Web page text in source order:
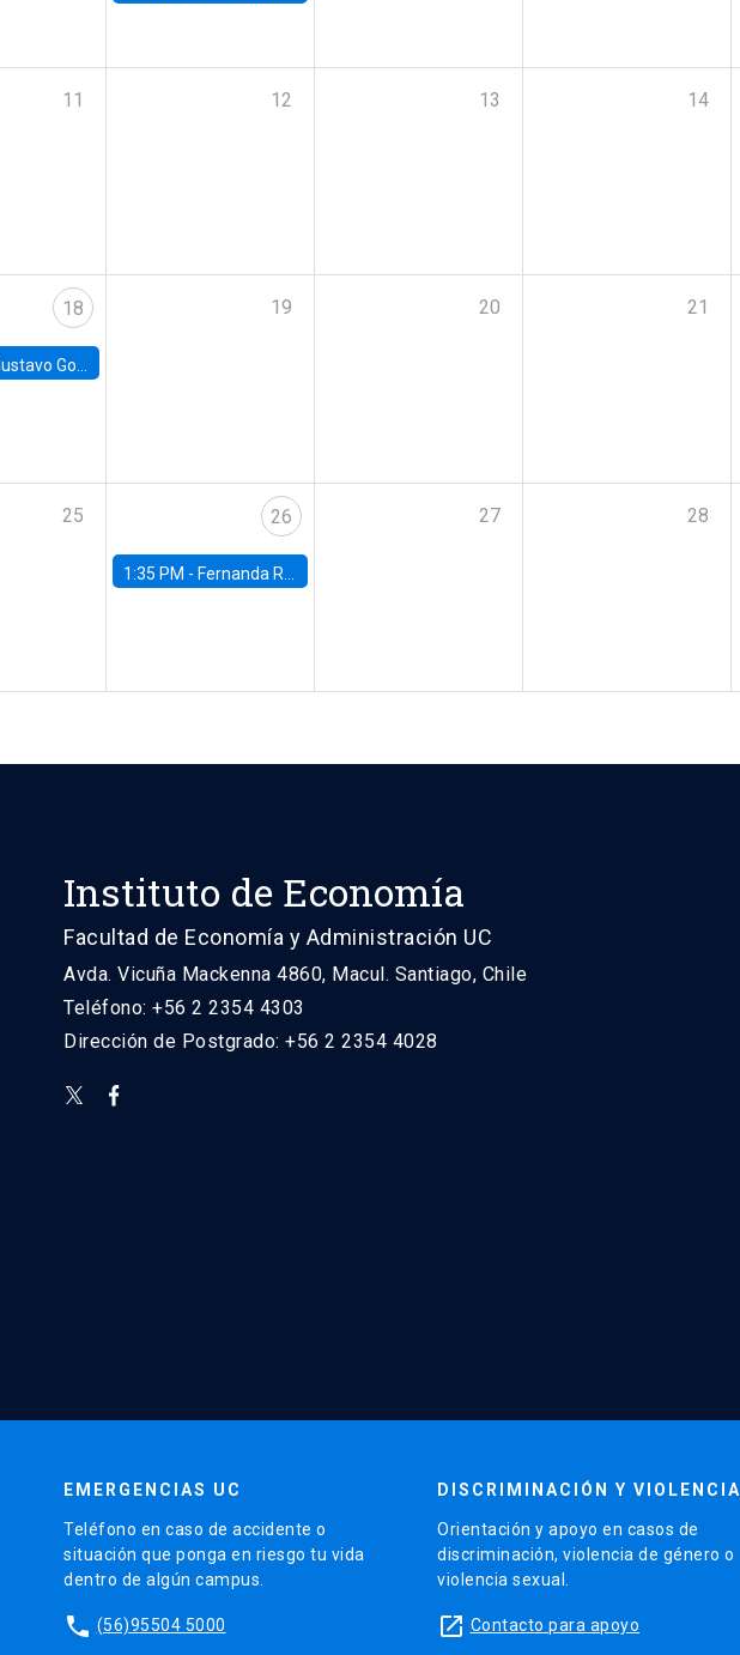
11 12 13 14
18
González, Banco Central de Chile
19 20 21
25 26
1:35 PM - Fernanda Rojas Ampuero, University of Wisconsin-Madison
27 28
Instituto de Economía
Facultad de Economía y Administración UC
Avda. Vicuña Mackenna 4860, Macul. Santiago, Chile
Teléfono: +56 2 2354 4303
Dirección de Postgrado: +56 2 2354 4028
EMERGENCIAS UC
Teléfono en caso de accidente o
situación que ponga en riesgo tu vida
dentro de algún campus.
phone (56)95504 5000
DISCRIMINACIÓN Y VIOLENCIA
Orientación y apoyo en casos de
discriminación, violencia de género o
violencia sexual.
launch Contacto para apoyo